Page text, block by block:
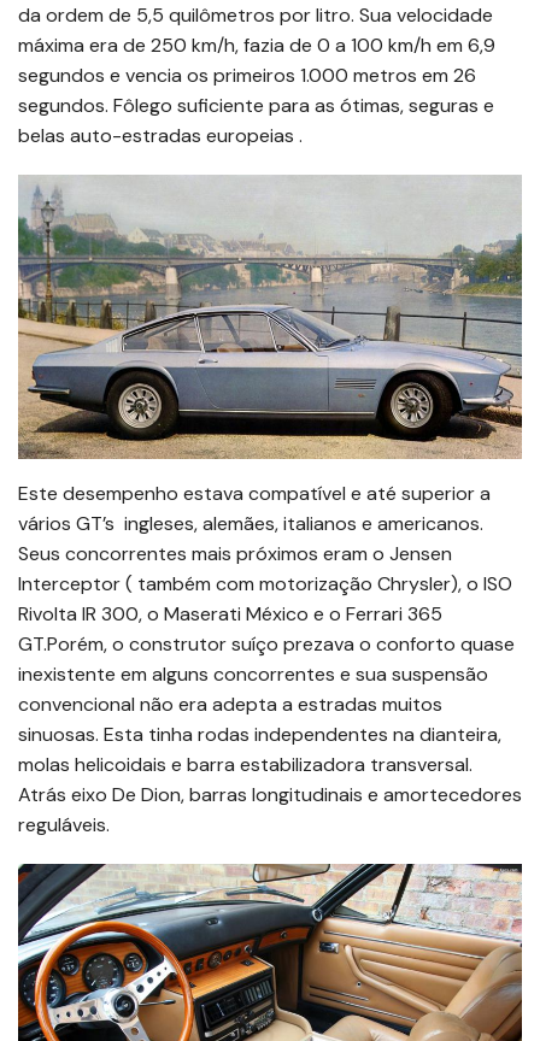
da ordem de 5,5 quilômetros por litro. Sua velocidade
máxima era de 250 km/h, fazia de 0 a 100 km/h em 6,9
segundos e vencia os primeiros 1.000 metros em 26
segundos. Fôlego suficiente para as ótimas, seguras e
belas auto-estradas europeias .
Este desempenho estava compatível e até superior a
vários GT’s ingleses, alemães, italianos e americanos.
Seus concorrentes mais próximos eram o Jensen
Interceptor ( também com motorização Chrysler), o ISO
Rivolta IR 300, o Maserati México e o Ferrari 365
GT.Porém, o construtor suíço prezava o conforto quase
inexistente em alguns concorrentes e sua suspensão
convencional não era adepta a estradas muitos
sinuosas. Esta tinha rodas independentes na dianteira,
molas helicoidais e barra estabilizadora transversal.
Atrás eixo De Dion, barras longitudinais e amortecedores
reguláveis.